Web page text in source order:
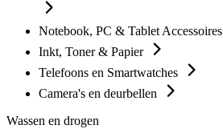
Notebook, PC & Tablet Accessoires
Inkt, Toner & Papier
Telefoons en Smartwatches
Camera's en deurbellen
Wassen en drogen